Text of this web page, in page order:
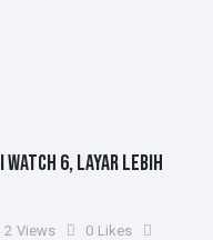
6, LAYAR LEBIH
2 Views 0 Likes